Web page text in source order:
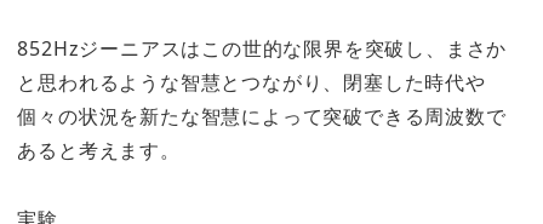
852Hzジーニアスはこの世的な限界を突破し、まさか
と思われるような智慧とつながり、閉塞した時代や
個々の状況を新たな智慧によって突破できる周波数で
あると考えます。